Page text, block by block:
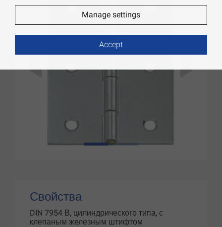
1 2
Свойства
DIN 7954 В, цилиндрического типа, с
клепаным железным штифтом
Manage settings
Accept